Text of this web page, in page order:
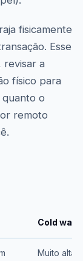
fisicamente
Esse
revisar a
físico para
o
remoto
Cold
Muito alta